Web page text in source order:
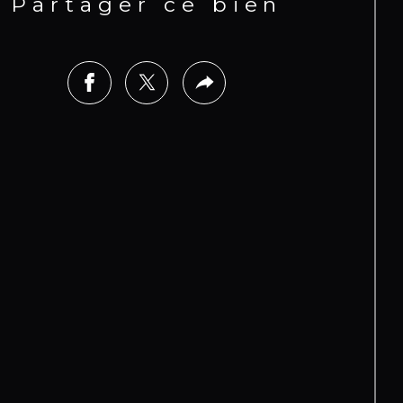
ainsi que de nombreux
se compose en annexes : d’une
de 15 x 7 m avec traitement au